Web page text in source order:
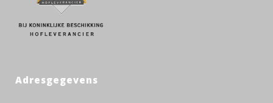
Adresgegevens